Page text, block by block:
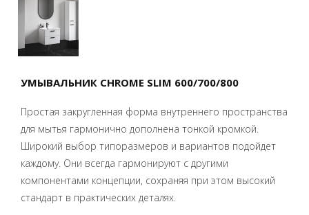
УМЫВАЛЬНИК CHROME SLIM 600/700/800
Простая закругленная форма внутреннего пространства
для мытья гармонично дополнена тонкой кромкой.
Широкий выбор типоразмеров и вариантов подойдет
каждому. Они всегда гармонируют с другими
компонентами концепции, сохраняя при этом высокий
стандарт в практических деталях.